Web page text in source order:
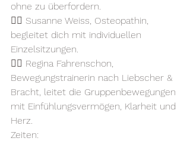
ohne zu überfordern.
👩‍⚕️ Susanne Weiss, Osteopathin,
begleitet dich mit individuellen
Einzelsitzungen.
🧘‍♀️ Regina Fahrenschon,
Bewegungstrainerin nach Liebscher &
Bracht, leitet die Gruppenbewegungen
mit Einfühlungsvermögen, Klarheit und
Herz.
Zeiten: